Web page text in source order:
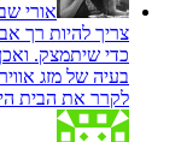
אורי
צריך להיות רך
כדי שיתמצק.
בעיה של מזג
לקרר את הבית